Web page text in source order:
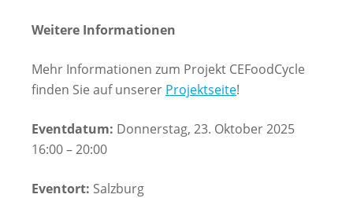
Weitere Informationen
Mehr Informationen zum Projekt CEFoodCycle
finden Sie auf unserer Projektseite!
Eventdatum: Donnerstag, 23. Oktober 2025
16:00 – 20:00
Eventort: Salzburg